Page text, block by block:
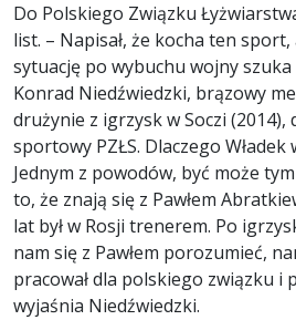
Do Polskiego Związku
list. – Napisał, że kocha ten
sytuację po wybuchu wojny
Konrad Niedźwiedzki, brązowy
drużynie z igrzysk w Soczi
sportowy PZŁS. Dlaczego Władek
Jednym z powodów, być może
to, że znają się z Pawłem
lat był w Rosji trenerem. Po
nam się z Pawłem porozumieć,
pracował dla polskiego związku i
wyjaśnia Niedźwiedzki.